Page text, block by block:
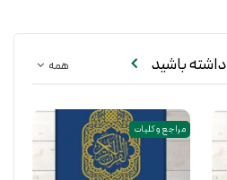
همه باشید
مراجع و کلیات